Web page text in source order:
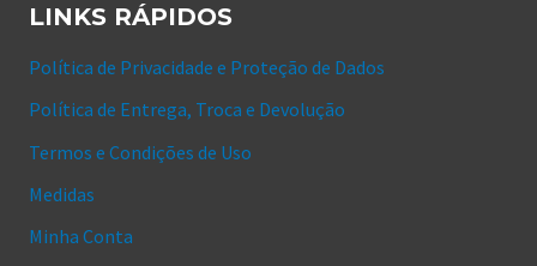
LINKS RÁPIDOS
Política de Privacidade e Proteção de Dados
Política de Entrega, Troca e Devolução
Termos e Condições de Uso
Medidas
Minha Conta